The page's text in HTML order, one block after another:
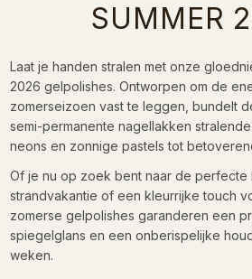
SUMMER
Laat je handen stralen met onze
2026 gelpolishes. Ontworpen om de
zomerseizoen vast te leggen, bundelt
semi-permanente nagellakken
neons en zonnige pastels tot
Of je nu op zoek bent naar de perfecte
strandvakantie of een kleurrijke touch
zomerse gelpolishes garanderen een
spiegelglans en een onberispelijke
weken.